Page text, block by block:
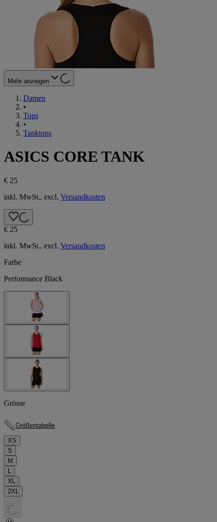
Mehr anzeigen
Damen
•
Tops
•
Tanktops
ASICS CORE TANK
€ 25
inkl. MwSt., excl. Versandkosten
€ 25
inkl. MwSt., excl. Versandkosten
Farbe
Performance Black
Grösse
Größentabelle
XS
S
M
L
XL
2XL
. . .